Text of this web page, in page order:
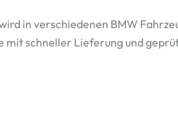
in verschiedenen BMW
mit schneller Lieferung und